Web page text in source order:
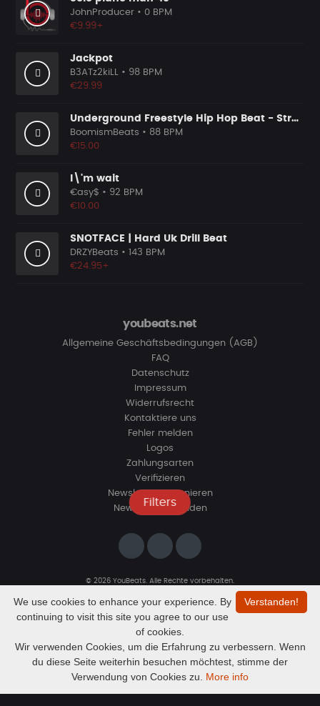
Filters
JohnProducer • 0 BPM
€9.99+
Jackpot
B3ATz2kiLL • 98 BPM
€29.99
Underground Freestyle Hip Hop Beat - Street Hustlers
BoomismBeats • 88 BPM
€15.00
I\'m wait
€asy$ • 92 BPM
€10.00
SNOTFACE | Hard Uk Drill Beat
DRZYBeats • 143 BPM
€24.95+
youbeats.net
Allgemeine Geschäftsbedingungen (AGB)
FAQ
Datenschutz
Impressum
Widerrufsrecht
Kontaktiere uns
Fehler melden
Logos
Zahlungsarten
Verifizieren
Newsletter abonnieren
Newsletter beenden
© 2026 YouBeats. Alle Rechte vorbehalten.
Verstanden!
We use cookies to enhance your experience. By
continuing to visit this site you agree to our use
of cookies.
Wir verwenden Cookies, um die Erfahrung zu verbessern. Wenn
du diese Seite weiterhin besuchen möchtest, stimme der
Verwendung von Cookies zu. More info